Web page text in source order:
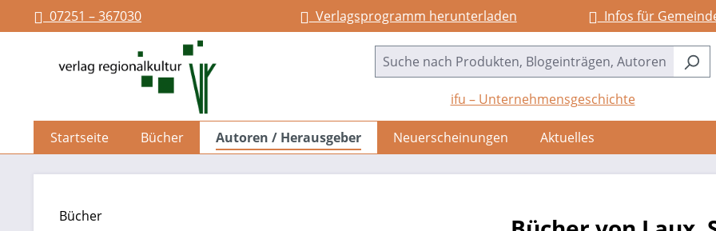
Zur Hauptnavigation springen
07251 – 367030 Verlagsprogramm herunterladen Infos für
ifu – Unternehmensgeschichte
Startseite Bücher Autoren / Herausgeber Neuerscheinungen Aktuelles
Bücher